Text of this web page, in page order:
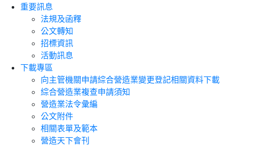
重要訊息
法規及函釋
公文轉知
招標資訊
活動訊息
下載專區
向主管機關申請綜合營造業變更登記相關資料下載
綜合營造業複查申請須知
營造業法令彙編
公文附件
相關表單及範本
營造天下會刊